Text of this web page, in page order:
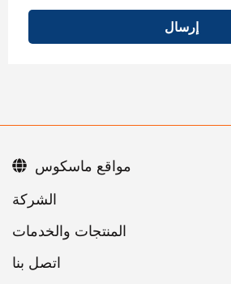
إرسال
اتصل بنا
مواقع ماسكوس